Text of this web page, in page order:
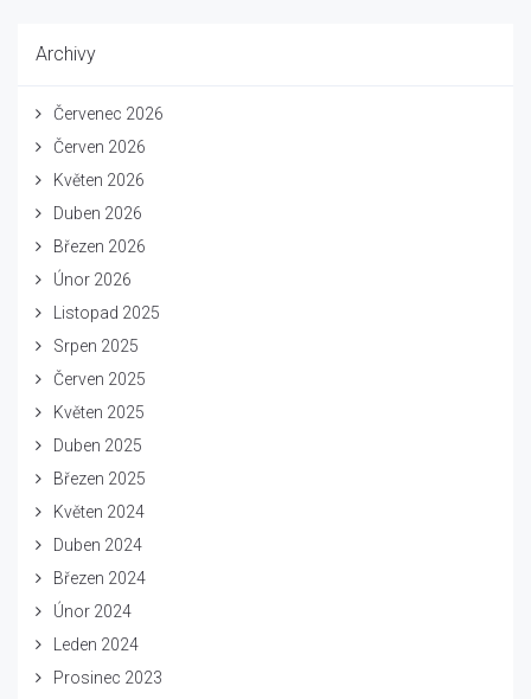
Archivy
Červenec 2026
Červen 2026
Květen 2026
Duben 2026
Březen 2026
Únor 2026
Listopad 2025
Srpen 2025
Červen 2025
Květen 2025
Duben 2025
Březen 2025
Květen 2024
Duben 2024
Březen 2024
Únor 2024
Leden 2024
Prosinec 2023